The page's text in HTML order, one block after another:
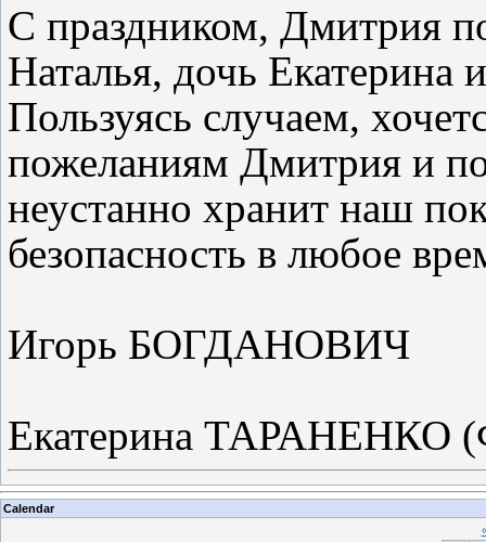
С праздником, Дмитрия
Наталья, дочь
Пользуясь случаем,
пожеланиям Дмитрия и
неустанно хранит наш
безопасность в любое
Игорь БОГДАНОВИЧ
Екатерина ТАРАНЕНКО
Calendar